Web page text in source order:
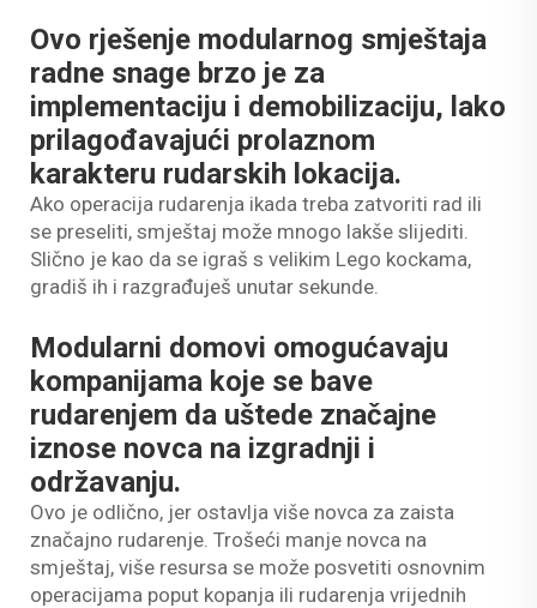
Ovo rješenje modularnog smještaja
radne snage brzo je za
implementaciju i demobilizaciju, lako
prilagođavajući prolaznom
karakteru rudarskih lokacija.
Ako operacija rudarenja ikada treba zatvoriti rad ili
se preseliti, smještaj može mnogo lakše slijediti.
Slično je kao da se igraš s velikim Lego kockama,
gradiš ih i razgrađuješ unutar sekunde.
Modularni domovi omogućavaju
kompanijama koje se bave
rudarenjem da uštede značajne
iznose novca na izgradnji i
održavanju.
Ovo je odlično, jer ostavlja više novca za zaista
značajno rudarenje. Trošeći manje novca na
smještaj, više resursa se može posvetiti osnovnim
operacijama poput kopanja ili rudarenja vrijednih